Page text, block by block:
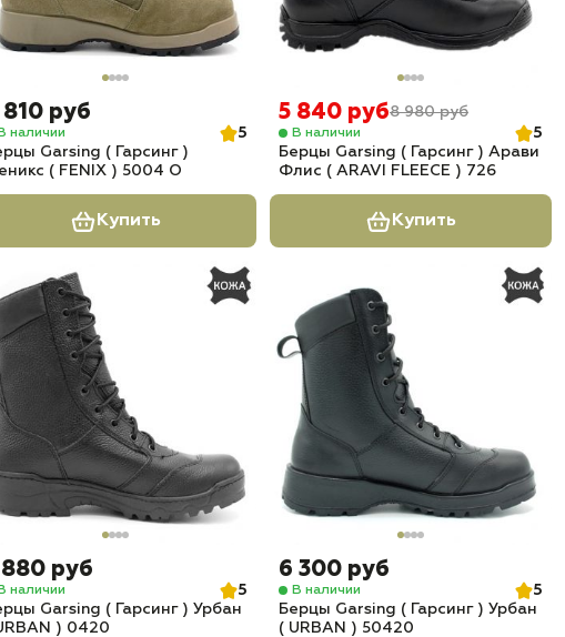
810 руб
В наличии
5
Garsing ( Гарсинг )
( FENIX ) 5004 О
Купить
5 840 руб8 980 руб
В наличии
5
Берцы Garsing ( Гарсинг ) Арави
Флис ( ARAVI FLEECE ) 726
Купить
руб
В наличии
5
Garsing ( Гарсинг ) Урбан
) 0420
6 300 руб
В наличии
5
Берцы Garsing ( Гарсинг ) Урбан
( URBAN ) 50420